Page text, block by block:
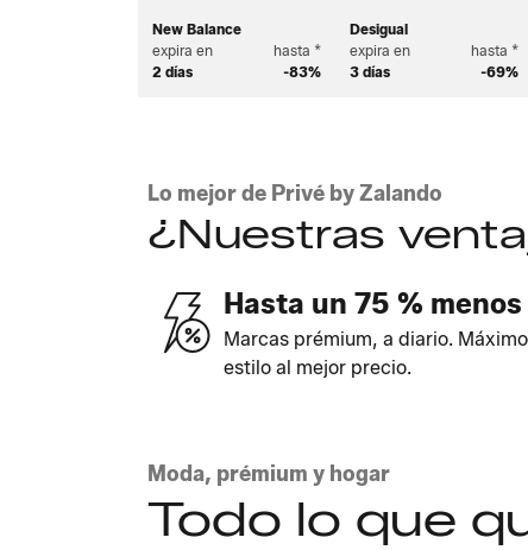
New Balance
expira en
2 días
hasta *
-83%
Desigual
expira en
3 días
hasta *
-69%
Lo mejor de Privé by Zalando
¿Nuestras
Hasta un 75 % menos
Marcas prémium, a diario. Máximo
estilo al mejor precio.
Moda, prémium y hogar
Todo lo que